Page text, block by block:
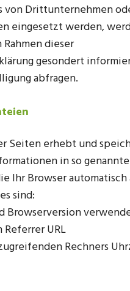
von Drittunternehmen
eingesetzt werden,
dieser
gesondert
abfragen.
Seiten erhebt und
in so
Ihr Browser automatisch
sind:
Browserversion
URL
Rechners